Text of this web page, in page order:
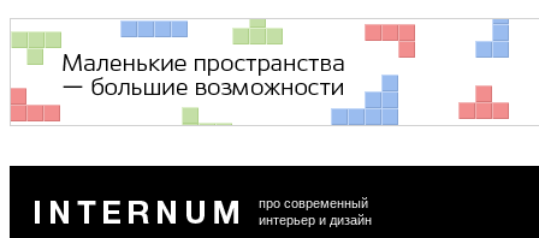
про современный
интерьер и дизайн